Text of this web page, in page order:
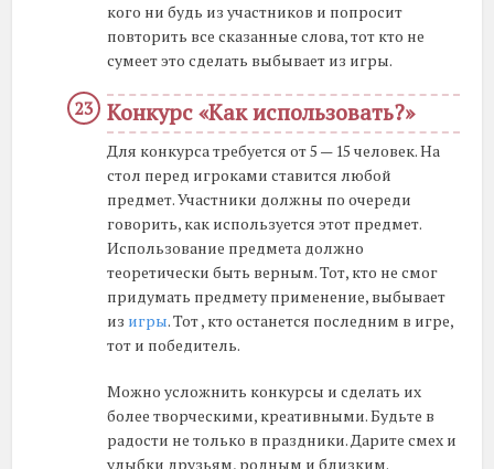
кого ни будь из участников и попросит
повторить все сказанные слова, тот кто не
сумеет это сделать выбывает из игры.
Конкурс «Как использовать?»
Для конкурса требуется от 5 — 15 человек. На
стол перед игроками ставится любой
предмет. Участники должны по очереди
говорить, как используется этот предмет.
Использование предмета должно
теоретически быть верным. Тот, кто не смог
придумать предмету применение, выбывает
из игры. Тот , кто останется последним в игре,
тот и победитель.
Можно усложнить конкурсы и сделать их
более творческими, креативными. Будьте в
радости не только в праздники. Дарите смех и
улыбки друзьям, родным и близким.